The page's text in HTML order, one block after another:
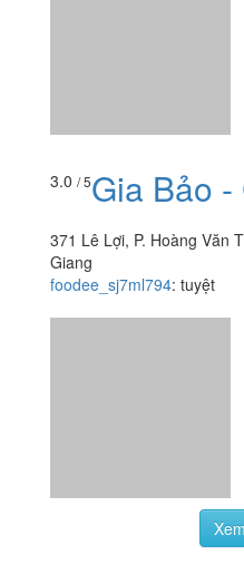
3.0 / 5Gia Bảo
371 Lê Lợi, P. Hoàng Văn
Giang
foodee_sj7ml794: tuyệt